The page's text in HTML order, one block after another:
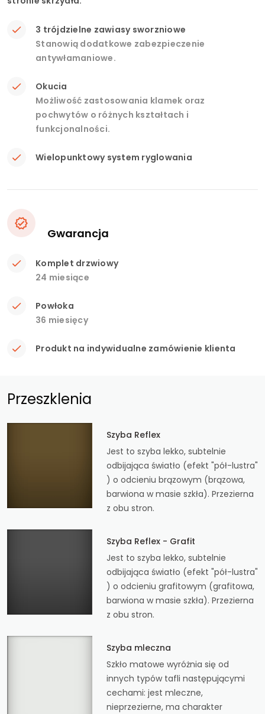
3 trójdzielne zawiasy sworzniowe
Stanowią dodatkowe zabezpieczenie
antywłamaniowe.
Okucia
Możliwość zastosowania klamek oraz
pochwytów o różnych kształtach i
funkcjonalności.
Wielopunktowy system ryglowania
Gwarancja
Komplet drzwiowy
24 miesiące
Powłoka
36 miesięcy
Produkt na indywidualne zamówienie klienta
Przeszklenia
Szyba Reflex
Jest to szyba lekko, subtelnie
odbijająca światło (efekt "pół-lustra"
) o odcieniu brązowym (brązowa,
barwiona w masie szkła). Przezierna
z obu stron.
Szyba Reflex - Grafit
Jest to szyba lekko, subtelnie
odbijająca światło (efekt "pół-lustra"
) o odcieniu grafitowym (grafitowa,
barwiona w masie szkła). Przezierna
z obu stron.
Szyba mleczna
Szkło matowe wyróżnia się od
innych typów tafli następującymi
cechami: jest mleczne,
nieprzezierne, ma charakter